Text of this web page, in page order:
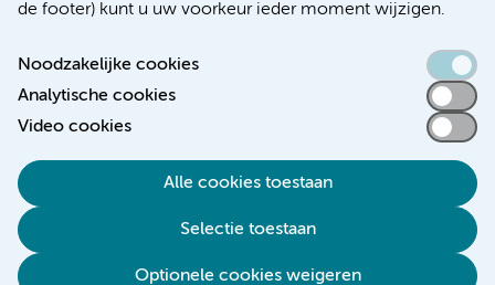
de footer) kunt u uw voorkeur ieder moment wijzigen.
Noodzakelijke cookies
Analytische cookies
Video cookies
Alle cookies toestaan
Selectie toestaan
Optionele cookies weigeren
Toegankelijkheidsverklaring
Algemene privacyverklaring